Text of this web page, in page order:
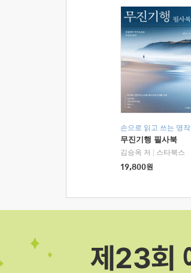
손으로 읽고 쓰는 명작
무진기행 필사북
김승옥 저
스타북스
19,800원